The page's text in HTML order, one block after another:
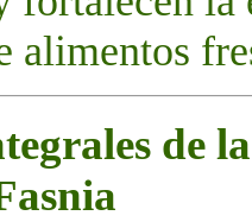
alimentos
de